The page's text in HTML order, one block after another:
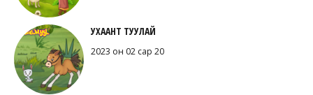
УХААНТ ТУУЛАЙ
2023 он 02 сар 20